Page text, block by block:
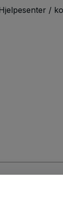
/
for